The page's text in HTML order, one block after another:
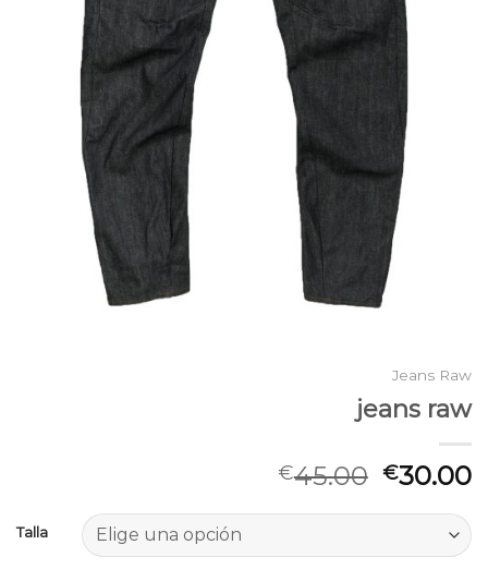
Jeans Raw
jeans raw
€45.00 €30.00
Talla